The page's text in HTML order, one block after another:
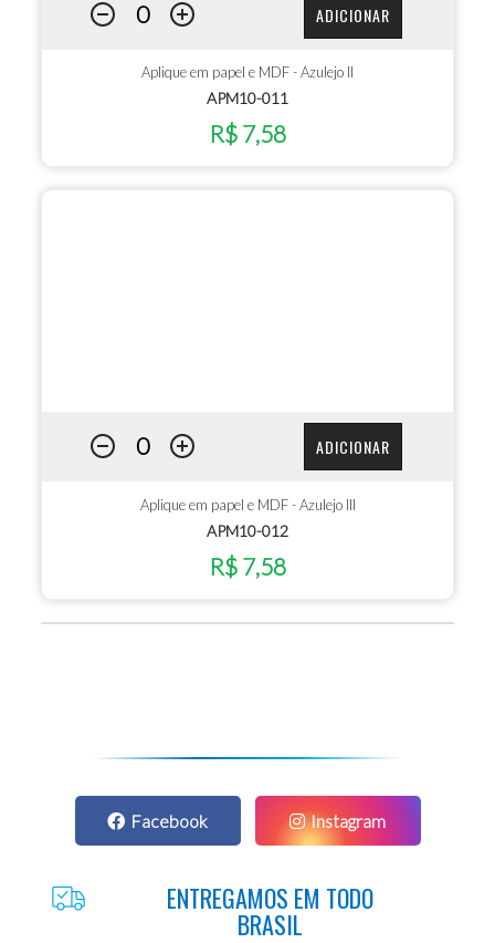
ADICIONAR
Aplique em papel e MDF - Azulejo II
APM10-011
R$ 7,58
ADICIONAR
Aplique em papel e MDF - Azulejo III
APM10-012
R$ 7,58
Facebook Instagram
ENTREGAMOS EM TODO
BRASIL